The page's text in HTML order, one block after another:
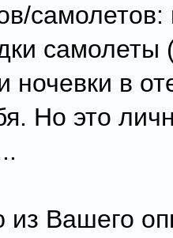
самолетов:
самолеты
ночевки в
Но это
из Вашего